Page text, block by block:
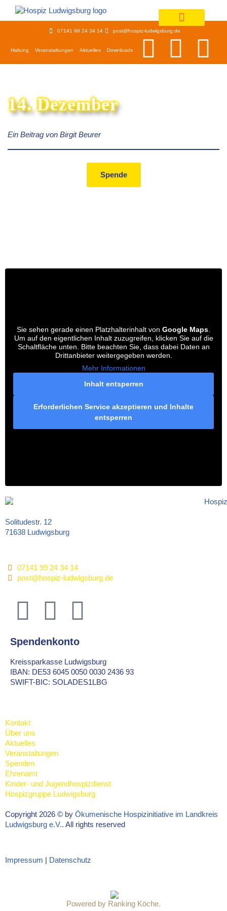
springen
07141 99 24 34 14 post@hospiz-ludwigsburg.de
Haltung Veranstaltungen Aktuelles Downloads
14. Dezember
Ein Beitrag von Birgit Beurer
Spende
Sie sehen gerade einen Platzhalterinhalt von Google Maps
Um auf den eigentlichen Inhalt zuzugreifen, klicken Sie auf die
Schaltfläche unten. Bitte beachten Sie, dass dabei Daten an
Drittanbieter weitergegeben werden.
Mehr Informationen
Inhalt entsperren
Erforderlichen Service akzeptieren und Inhalte
entsperren
Solitudestr. 12
71638 Ludwigsburg
07141 99 24 34 14
post@hospiz-ludwigsburg.de
Spendenkonto
Kreissparkasse Ludwigsburg
IBAN: DE53 6045 0050 0030 2436 93
SWIFT-BIC: SOLADES1LBG
Kontakt
Über uns
Aktuelles
Veranstaltungen
Spenden
Ehrenamt
Kinder- und Jugendhospizdienst
Hospizgruppe Ludwigsburg
Copyright 2026 © by Ökumenische Hospizinitiative im Landkreis
Ludwigsburg e.V.. All rights reserved
Impressum | Datenschutz
Powered by Ranking Köche.